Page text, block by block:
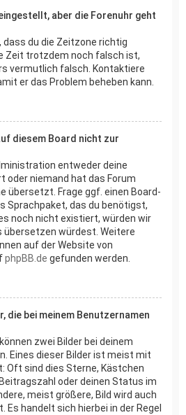
aber die Forenuhr geht
dass du die Zeitzone richtig
Zeit trotzdem noch falsch ist,
vermutlich falsch. Kontaktiere
er das Problem beheben kann.
diesem Board nicht zur
entweder deine
oder niemand hat das Forum
übersetzt. Frage ggf. einen Board-
Sprachpaket, das du benötigst,
noch nicht existiert, würden wir
übersetzen würdest. Weitere
auf der Website von
phpBB.de gefunden werden.
die bei meinem Benutzernamen
zwei Bilder bei deinem
Eines dieser Bilder ist meist mit
Oft sind dies Sterne, Kästchen
oder deinen Status im
meist größere, Bild wird auch
Es handelt sich hierbei in der Regel